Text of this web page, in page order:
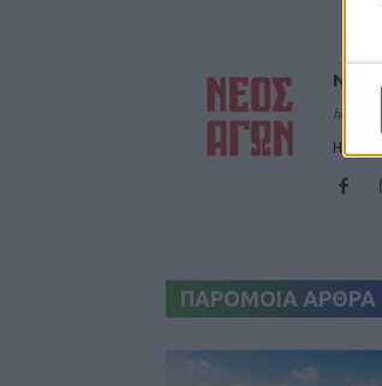
https://
Η
ΠΑΡΟΜΟΙΑ ΑΡΘΡΑ